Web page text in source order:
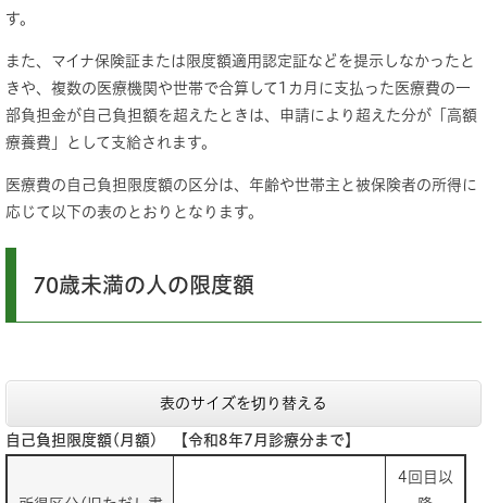
す。
また、マイナ保険証または限度額適用認定証などを提示しなかったと
きや、複数の医療機関や世帯で合算して1カ月に支払った医療費の一
部負担金が自己負担額を超えたときは、申請により超えた分が「高額
療養費」として支給されます。
医療費の自己負担限度額の区分は、年齢や世帯主と被保険者の所得に
応じて以下の表のとおりとなります。
70歳未満の人の限度額
表のサイズを切り替える
自己負担限度額(月額) 【令和8年7月診療分まで】
4回目以